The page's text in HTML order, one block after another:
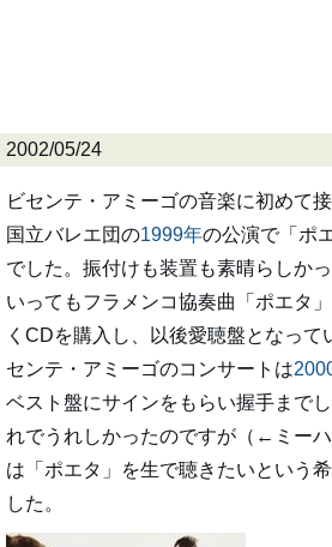
2002/05/24
ビセンテ・アミーゴの音楽に初めて
国立バレエ団の1999年の公演で「ポ
でした。振付けも装置も素晴らしか
いってもフラメンコ協奏曲「ポエタ
くCDを購入し、以後愛聴盤となって
センテ・アミーゴのコンサートは
ベスト盤にサインをもらい握手まで
れでうれしかったのですが（←ミー
は「ポエタ」を生で聴きたいという
した。